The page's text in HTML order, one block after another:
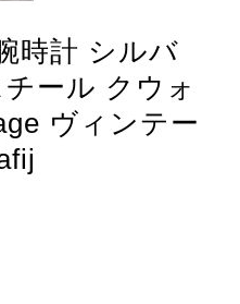
時計 シルバ
ール クウォ
ヴィンテー